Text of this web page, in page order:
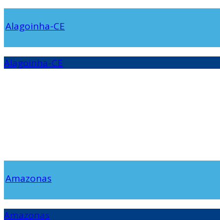
Alagoinha-CE
Alagoinha-CE
Amazonas
Amazonas